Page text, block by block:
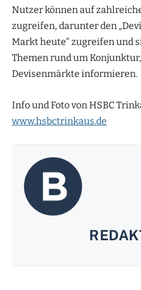
Nutzer können auf
zugreifen, darunter den
Markt heute“ zugreifen und
Themen rund um
Devisenmärkte informieren.
Info und Foto von HSBC
www.hsbctrinkaus.de